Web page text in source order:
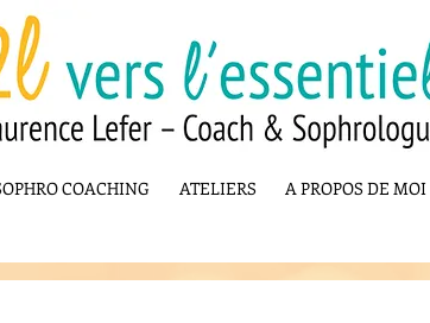
COACHING ATELIERS A PROPOS DE MOI